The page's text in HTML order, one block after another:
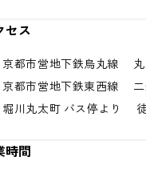
セス
都市営地下鉄烏丸線
都市営地下鉄東西線
川丸太町 バス停より 徒
時間